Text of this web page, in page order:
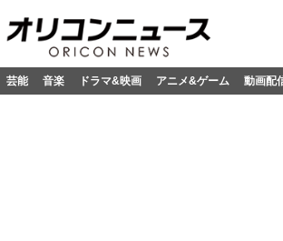
芸能 音楽 ドラマ&映画 アニメ&ゲーム 動画配